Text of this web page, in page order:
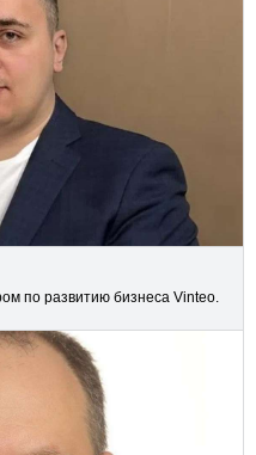
по развитию бизнеса Vinteo.